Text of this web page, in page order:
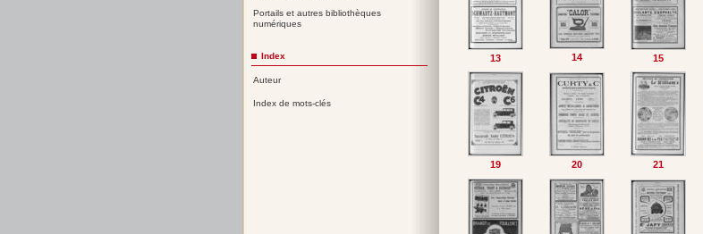
13 14 15
19 20 21
Portails et autres bibliothèques
numériques
Index
Auteur
Index de mots-clés